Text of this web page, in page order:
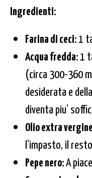
Ingredienti:
Farina di ceci:1
Acqua fredda:1
(circa 300-360
desiderata e
diventa piu’
Olio extra
l’impasto, il
Pepe nero:A